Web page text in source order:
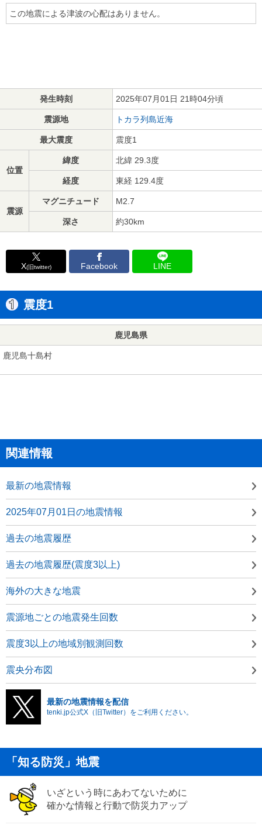
この地震による津波の心配はありません。
発生時刻 2025年07月01日 21時04分頃
震源地 トカラ列島近海
最大震度 震度1
位置
緯度 北緯 29.3度
経度 東経 129.4度
震源
マグニチュード M2.7
深さ 約30km
X(旧twitter) Facebook LINE
震度1
鹿児島県
鹿児島十島村
関連情報
最新の地震情報
2025年07月01日の地震情報
過去の地震履歴
過去の地震履歴(震度3以上)
海外の大きな地震
震源地ごとの地震発生回数
震度3以上の地域別観測回数
震央分布図
最新の地震情報を配信
tenki.jp公式X（旧Twitter）をご利用ください。
「知る防災」地震
いざという時にあわてないために
確かな情報と行動で防災力アップ